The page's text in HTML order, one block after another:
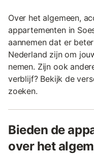
Over het algemeen,
appartementen in
aannemen dat er
Nederland zijn om
nemen. Zijn ook
verblijf? Bekijk de
zoeken.
Bieden de
over het